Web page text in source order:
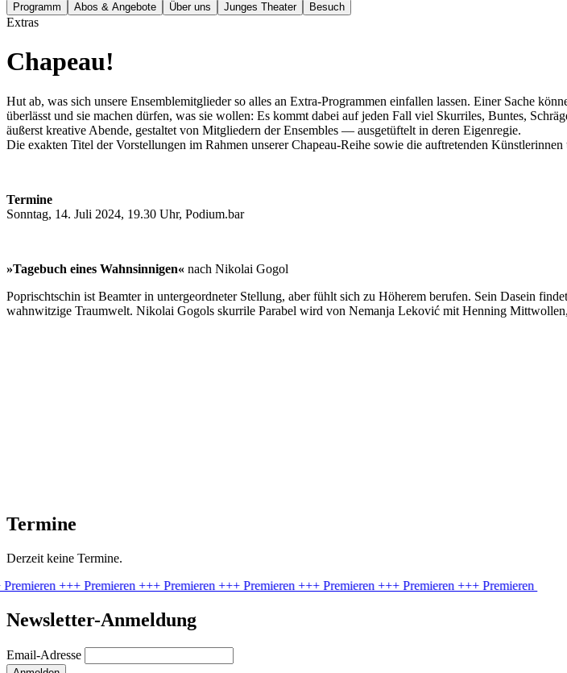
Programm Abos & Angebote Über uns Junges Theater Besuch
Extras
Chapeau!
Hut ab, was sich unsere Ensemblemitglieder so alles an Extra-Programmen einfallen lassen. Einer Sache
überlässt und sie machen dürfen, was sie wollen: Es kommt dabei auf jeden Fall viel Skurriles, Buntes,
äußerst kreative Abende, gestaltet von Mitgliedern der Ensembles — ausgetüftelt in deren Eigenregie.
Die exakten Titel der Vorstellungen im Rahmen unserer Chapeau-Reihe sowie die auftretenden
Termine
Sonntag, 14. Juli 2024, 19.30 Uhr, Podium.bar
»Tagebuch eines Wahnsinnigen« nach Nikolai Gogol
Poprischtschin ist Beamter in untergeordneter Stellung, aber fühlt sich zu Höherem berufen. Sein Dasein
wahnwitzige Traumwelt. Nikolai Gogols skurrile Parabel wird von Nemanja Leković mit Henning
Termine
Derzeit keine Termine.
+++ Premieren+++ Premieren+++ Premieren+++ Premieren+++ Premieren+++ Premieren
Newsletter-Anmeldung
Email-Adresse